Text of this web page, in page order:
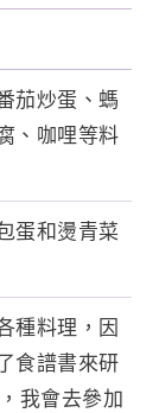
茄炒蛋、螞
、咖哩等料
蛋和燙青菜
種料理，因
食譜書來研
我會去參加